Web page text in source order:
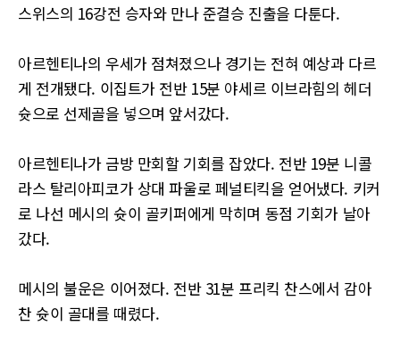
스위스의 16강전 승자와 만나 준결승 진출을 다툰다.
아르헨티나의 우세가 점쳐졌으나 경기는 전혀 예상과 다르
게 전개됐다. 이집트가 전반 15분 야세르 이브라힘의 헤더
슛으로 선제골을 넣으며 앞서갔다.
아르헨티나가 금방 만회할 기회를 잡았다. 전반 19분 니콜
라스 탈리아피코가 상대 파울로 페널티킥을 얻어냈다. 키커
로 나선 메시의 슛이 골키퍼에게 막히며 동점 기회가 날아
갔다.
메시의 불운은 이어졌다. 전반 31분 프리킥 찬스에서 감아
찬 슛이 골대를 때렸다.